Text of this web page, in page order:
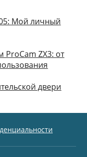
Мой личный
ProCam ZX3: от
двери